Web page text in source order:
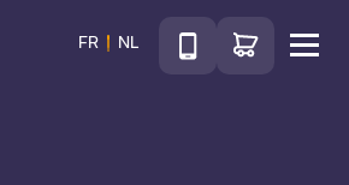
FR NL
TéléphoneGa naar de